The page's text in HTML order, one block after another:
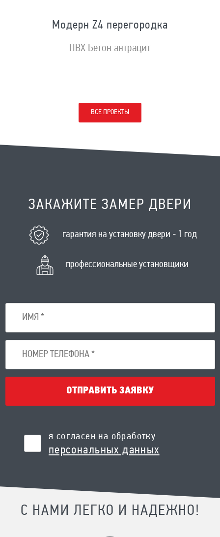
Модерн Z4 перегородка
ПВХ Бетон антрацит
ВСЕ ПРОЕКТЫ
ЗАКАЖИТЕ ЗАМЕР ДВЕРИ
гарантия на установку двери - 1 год
профессиональные установщики
ОТПРАВИТЬ ЗАЯВКУ
я согласен на обработку
персональных данных
С НАМИ ЛЕГКО И НАДЕЖНО!